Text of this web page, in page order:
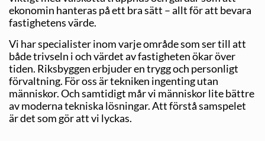
ekonomin hanteras på ett bra sätt – allt för att bevara
fastighetens värde.
Vi har specialister inom varje område som ser till att
både trivseln i och värdet av fastigheten ökar över
tiden. Riksbyggen erbjuder en trygg och personligt
förvaltning. För oss är tekniken ingenting utan
människor. Och samtidigt mår vi människor lite bättre
av moderna tekniska lösningar. Att förstå samspelet
är det som gör att vi lyckas.